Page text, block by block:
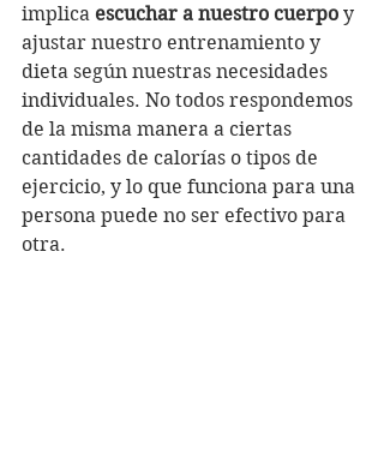
implica escuchar a nuestro cuerpo y
ajustar nuestro entrenamiento y
dieta según nuestras necesidades
individuales. No todos respondemos
de la misma manera a ciertas
cantidades de calorías o tipos de
ejercicio, y lo que funciona para una
persona puede no ser efectivo para
otra.